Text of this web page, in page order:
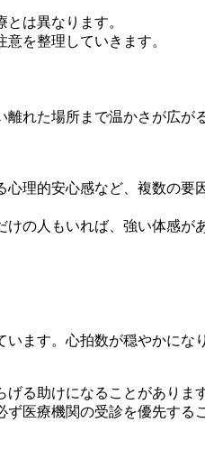
は異なります。
を整理していきます。
れた場所まで温かさが広が
理的安心感など、複数の要
の人もいれば、強い体感が
ます。心拍数が穏やかにな
る助けになることがあります
医療機関の受診を優先する